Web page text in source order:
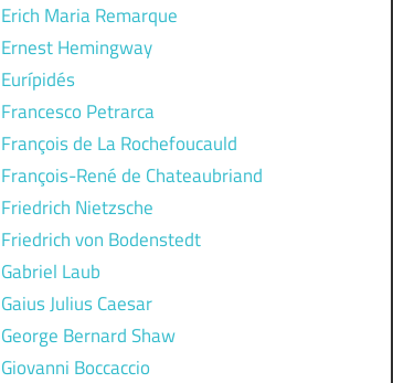
Erich Maria Remarque
Ernest Hemingway
Eurípidés
Francesco Petrarca
François de La Rochefoucauld
François-René de Chateaubriand
Friedrich Nietzsche
Friedrich von Bodenstedt
Gabriel Laub
Gaius Julius Caesar
George Bernard Shaw
Giovanni Boccaccio